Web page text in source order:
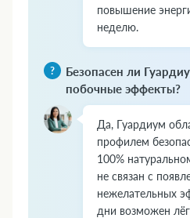
повышение
неделю.
Безопасен ли
побочные эффекты?
Да, Гуардиум
профилем
100%
не связан с
нежелательных
дни возможен